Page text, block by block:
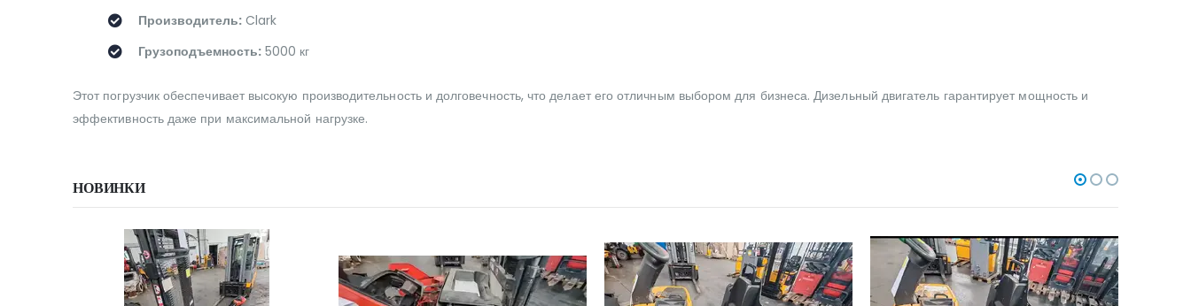
Производитель: Clark
Грузоподъемность: 5000 кг
Этот погрузчик обеспечивает высокую производительность и долговечность, что делает его отличным выбором для бизнеса. Дизельный двигатель гарантирует мощность и
эффективность даже при максимальной нагрузке.
НОВИНКИ